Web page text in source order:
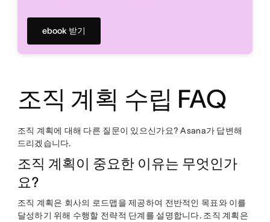
ebook 받기
조직 계획 수립 FAQ
조직 계획에 대해 다른 질문이 있으신가요? Asana가 답변해
드리겠습니다.
조직 계획이 중요한 이유는 무엇인가
요?
조직 계획은 회사의 로드맵을 제공하여 전반적인 목표와 이를
달성하기 위해 수행할 전략적 단계를 설명합니다. 조직 계획은